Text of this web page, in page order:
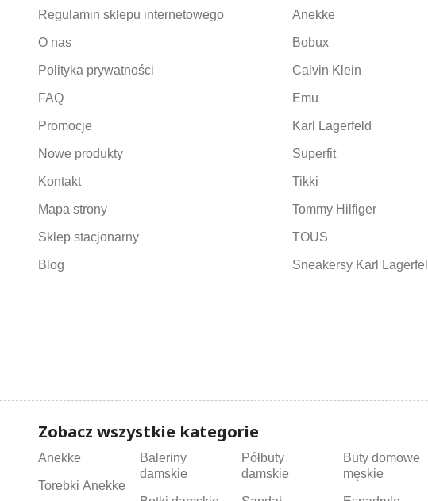
Regulamin sklepu internetowego
O nas
Polityka prywatności
FAQ
Promocje
Nowe produkty
Kontakt
Mapa strony
Sklep stacjonarny
Blog
Anekke
Bobux
Calvin Klein
Emu
Karl Lagerfeld
Superfit
Tikki
Tommy Hilfiger
TOUS
Sneakersy Karl
Zobacz wszystkie kategorie
Anekke
Torebki Anekke
Baleriny
damskie
Półbuty
damskie
Buty domowe
męskie